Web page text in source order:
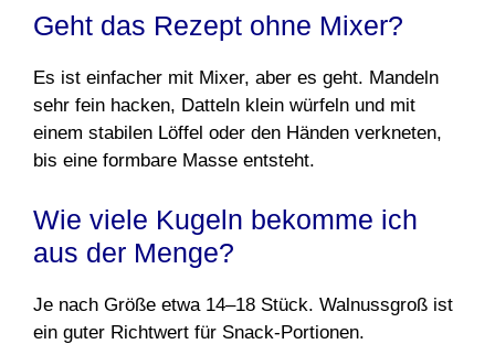
Geht das Rezept ohne Mixer?
Es ist einfacher mit Mixer, aber es geht. Mandeln
sehr fein hacken, Datteln klein würfeln und mit
einem stabilen Löffel oder den Händen verkneten,
bis eine formbare Masse entsteht.
Wie viele Kugeln bekomme ich
aus der Menge?
Je nach Größe etwa 14–18 Stück. Walnussgroß ist
ein guter Richtwert für Snack-Portionen.